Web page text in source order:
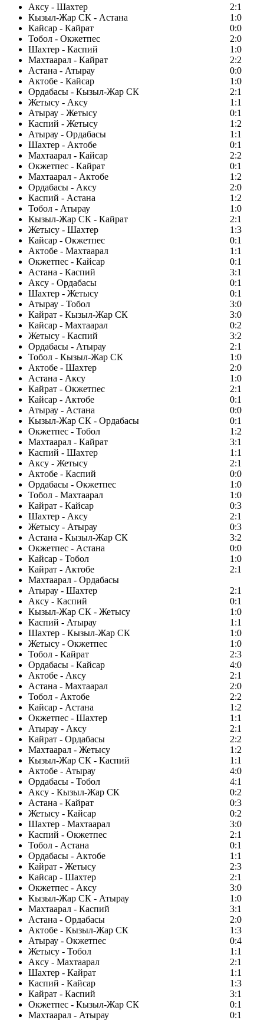
Аксу - Шахтер
2:1
Кызыл-Жар СК - Астана
1:0
Кайсар - Кайрат
0:0
Тобол - Окжетпес
2:0
Шахтер - Каспий
1:0
Махтаарал - Кайрат
2:2
Астана - Атырау
0:0
Актобе - Кайсар
1:0
Ордабасы - Кызыл-Жар СК
2:1
Жетысу - Аксу
1:1
Атырау - Жетысу
0:1
Каспий - Жетысу
1:2
Атырау - Ордабасы
1:1
Шахтер - Актобе
0:1
Махтаарал - Кайсар
2:2
Окжетпес - Кайрат
0:1
Махтаарал - Актобе
1:2
Ордабасы - Аксу
2:0
Каспий - Астана
1:2
Тобол - Атырау
1:0
Кызыл-Жар СК - Кайрат
2:1
Жетысу - Шахтер
1:3
Кайсар - Окжетпес
0:1
Актобе - Махтаарал
1:1
Окжетпес - Кайсар
0:1
Астана - Каспий
3:1
Аксу - Ордабасы
0:1
Шахтер - Жетысу
0:1
Атырау - Тобол
3:0
Кайрат - Кызыл-Жар СК
3:0
Кайсар - Махтаарал
0:2
Жетысу - Каспий
3:2
Ордабасы - Атырау
2:1
Тобол - Кызыл-Жар СК
1:0
Актобе - Шахтер
2:0
Астана - Аксу
1:0
Кайрат - Окжетпес
2:1
Кайсар - Актобе
0:1
Атырау - Астана
0:0
Кызыл-Жар СК - Ордабасы
0:1
Окжетпес - Тобол
1:2
Махтаарал - Кайрат
3:1
Каспий - Шахтер
1:1
Аксу - Жетысу
2:1
Актобе - Каспий
0:0
Ордабасы - Окжетпес
1:0
Тобол - Махтаарал
1:0
Кайрат - Кайсар
0:3
Шахтер - Аксу
2:1
Жетысу - Атырау
0:3
Астана - Кызыл-Жар СК
3:2
Окжетпес - Астана
0:0
Кайсар - Тобол
1:0
Кайрат - Актобе
2:1
Махтаарал - Ордабасы
Атырау - Шахтер
2:1
Аксу - Каспий
0:1
Кызыл-Жар СК - Жетысу
1:0
Каспий - Атырау
1:1
Шахтер - Кызыл-Жар СК
1:0
Жетысу - Окжетпес
1:0
Тобол - Кайрат
2:3
Ордабасы - Кайсар
4:0
Актобе - Аксу
2:1
Астана - Махтаарал
2:0
Тобол - Актобе
2:2
Кайсар - Астана
1:2
Окжетпес - Шахтер
1:1
Атырау - Аксу
2:1
Кайрат - Ордабасы
2:2
Махтаарал - Жетысу
1:2
Кызыл-Жар СК - Каспий
1:1
Актобе - Атырау
4:0
Ордабасы - Тобол
4:1
Аксу - Кызыл-Жар СК
0:2
Астана - Кайрат
0:3
Жетысу - Кайсар
0:2
Шахтер - Махтаарал
3:0
Каспий - Окжетпес
2:1
Тобол - Астана
0:1
Ордабасы - Актобе
1:1
Кайрат - Жетысу
2:3
Кайсар - Шахтер
2:1
Окжетпес - Аксу
3:0
Кызыл-Жар СК - Атырау
1:0
Махтаарал - Каспий
3:1
Астана - Ордабасы
2:0
Актобе - Кызыл-Жар СК
1:3
Атырау - Окжетпес
0:4
Жетысу - Тобол
1:1
Аксу - Махтаарал
2:1
Шахтер - Кайрат
1:1
Каспий - Кайсар
1:3
Кайрат - Каспий
3:1
Окжетпес - Кызыл-Жар СК
0:1
Махтаарал - Атырау
0:1